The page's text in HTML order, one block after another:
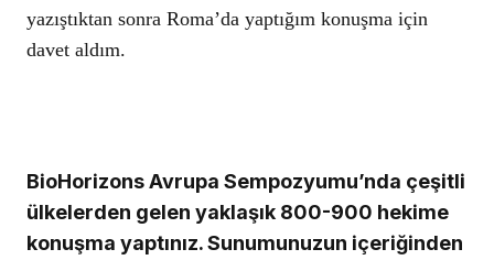
yazıştıktan sonra Roma’da yaptığım konuşma için
davet aldım.
BioHorizons Avrupa Sempozyumu’nda çeşitli
ülkelerden gelen yaklaşık 800-900 hekime
konuşma yaptınız. Sunumunuzun içeriğinden